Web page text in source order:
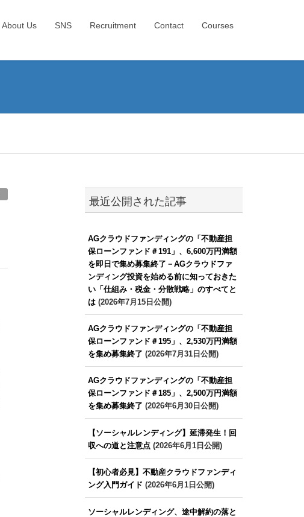
About Us SNS Recruitment Contact Courses
最近公開された記事
AGクラウドファンディングの「不動産担
保ローンファンド＃191」、6,600万円満額
を即日で集め募集終了－AGクラウドファ
ンディング投資を始める前に知っておきた
い「仕組み・税金・分散戦略」のすべてと
は(2026年7月15日公開)
AGクラウドファンディングの「不動産担
保ローンファンド＃195」、2,530万円満額
を集め募集終了 (2026年7月31日公開)
AGクラウドファンディングの「不動産担
保ローンファンド＃185」、2,500万円満額
を集め募集終了 (2026年6月30日公開)
【ソーシャルレンディング】延滞発生！回
収への道と注意点(2026年6月1日公開)
【初心者必見】不動産クラウドファンディ
ング入門ガイド (2026年6月1日公開)
ソーシャルレンディング、途中解約の落と